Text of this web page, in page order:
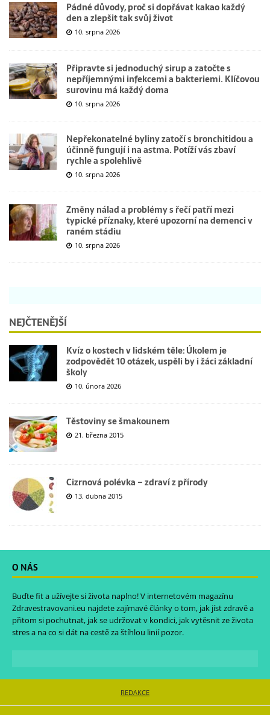
Pádné důvody, proč si dopřávat kakao každý
den a zlepšit tak svůj život
10. srpna 2026
Připravte si jednoduchý sirup a zatočte s
nepříjemnými infekcemi a bakteriemi. Klíčovou
surovinu má každý doma
10. srpna 2026
Nepřekonatelné byliny zatočí s bronchitidou a
účinně fungují i na astma. Potíží vás zbaví
rychle a spolehlivě
10. srpna 2026
Změny nálad a problémy s řečí patří mezi
typické příznaky, které upozorní na demenci v
raném stádiu
10. srpna 2026
NEJČTENĚJŠÍ
Kvíz o kostech v lidském těle: Úkolem je
zodpovědět 10 otázek, uspěli by i žáci základní
školy
10. února 2026
Těstoviny se šmakounem
21. března 2015
Cizrnová polévka – zdraví z přírody
13. dubna 2015
O NÁS
Buďte fit a užívejte si života naplno! V internetovém magazínu
Zdravestravovani.eu najdete zajímavé články o tom, jak jíst zdravě a
přitom si pochutnat, jak se udržovat v kondici, jak vytěsnit ze života
stres a na co si dát na cestě za štíhlou linií pozor.
REDAKCE